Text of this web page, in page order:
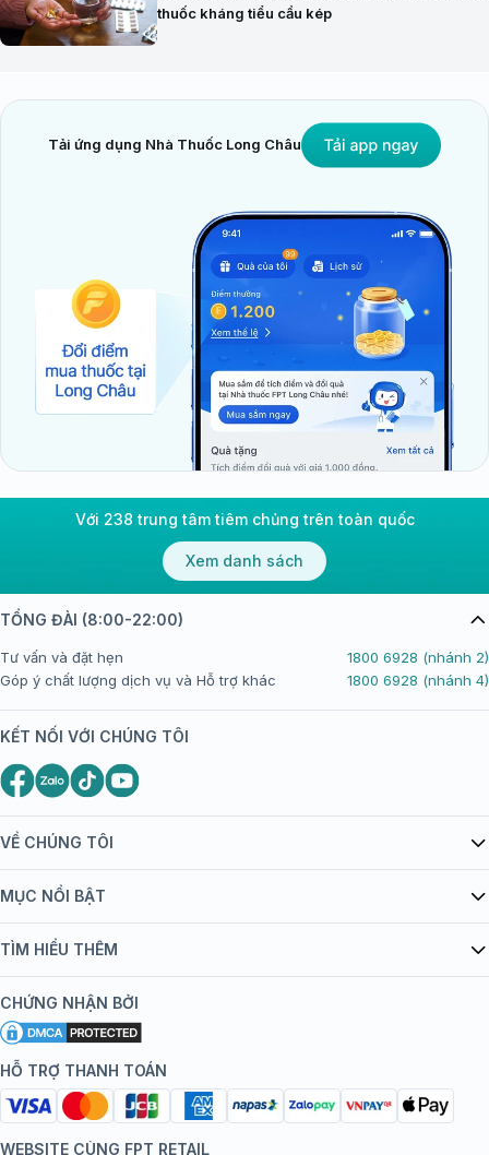
thuốc kháng tiểu cầu kép
Tải ứng dụng Nhà Thuốc Long Châu
Với 238 trung tâm tiêm chủng trên toàn quốc
Xem danh sách
VỀ CHÚNG TÔI
Giới thiệu Tiêm Chủng FPT Long Châu
bán hàng
Chính sách nội dung
Chính sách bảo mật
Chính sách bảo mật dữ liệu cá nhân
Chính sách thanh toán
MỤC NỔI BẬT
Danh mục vắc xin
Đội ngũ bác sĩ, chuyên gia
Hệ thống trung tâm tiêm chủng
TÌM HIỂU THÊM
Khuyến mãi
Tôi nên tiêm gì?
Tiêm chủng đi nước ngoài
CHỨNG NHẬN BỞI
HỖ TRỢ THANH TOÁN
TỔNG ĐÀI (8:00-22:00)
Tư vấn và đặt hẹn
1800 6928 (nhánh 2)
Góp ý chất lượng dịch vụ và Hỗ trợ khác
1800 6928 (nhánh 4)
KẾT NỐI VỚI CHÚNG TÔI
WEBSITE CÙNG FPT RETAIL